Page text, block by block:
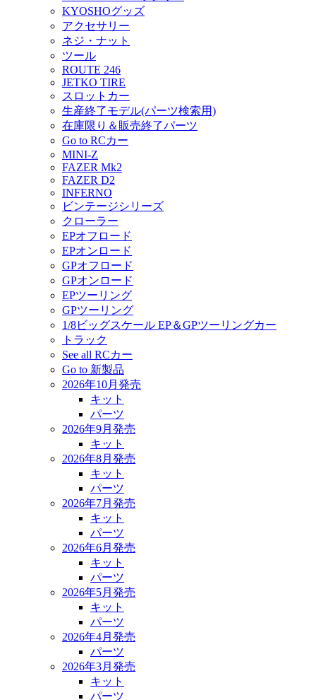
KYOSHOグッズ
アクセサリー
ネジ・ナット
ツール
ROUTE 246
JETKO TIRE
スロットカー
生産終了モデル(パーツ検索用)
在庫限り＆販売終了パーツ
Go to RCカー
MINI-Z
FAZER Mk2
FAZER D2
INFERNO
ビンテージシリーズ
クローラー
EPオフロード
EPオンロード
GPオフロード
GPオンロード
EPツーリング
GPツーリング
1/8ビッグスケール EP＆GPツーリングカー
トラック
See all RCカー
Go to 新製品
2026年10月発売
キット
パーツ
2026年9月発売
キット
2026年8月発売
キット
パーツ
2026年7月発売
キット
パーツ
2026年6月発売
キット
パーツ
2026年5月発売
キット
パーツ
2026年4月発売
パーツ
2026年3月発売
キット
パーツ